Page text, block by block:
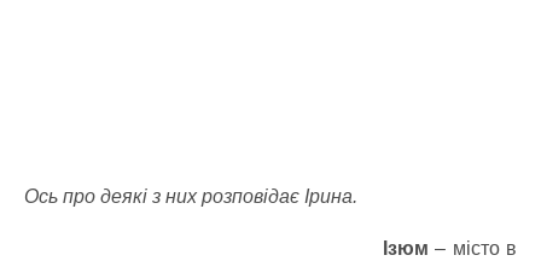
Ось про деякі з них розповідає Ірина.
Ізюм – місто в